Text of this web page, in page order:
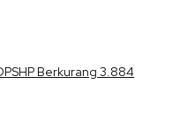
Berkurang 3.884